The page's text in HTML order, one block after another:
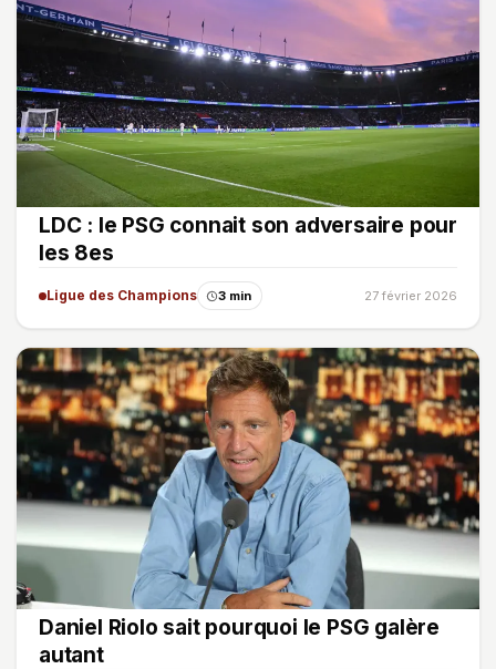
LDC : le PSG connait son adversaire pour
les 8es
Ligue des Champions 3 min 27 février 2026
Daniel Riolo sait pourquoi le PSG galère
autant